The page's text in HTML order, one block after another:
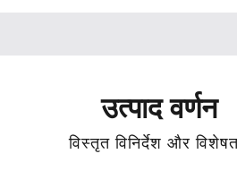
उत्पाद वर्णन
विस्तृत विनिर्देश और